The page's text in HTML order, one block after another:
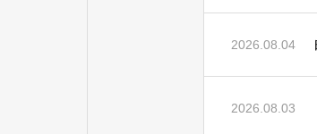
2026.08.04
2026.08.03